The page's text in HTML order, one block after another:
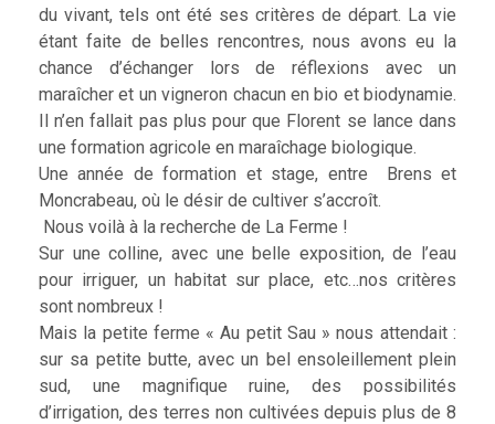
du vivant, tels ont été ses critères de départ. La vie
étant faite de belles rencontres, nous avons eu la
chance d’échanger lors de réflexions avec un
maraîcher et un vigneron chacun en bio et biodynamie.
Il n’en fallait pas plus pour que Florent se lance dans
une formation agricole en maraîchage biologique.
Une année de formation et stage, entre Brens et
Moncrabeau, où le désir de cultiver s’accroît.
Nous voilà à la recherche de La Ferme !
Sur une colline, avec une belle exposition, de l’eau
pour irriguer, un habitat sur place, etc…nos critères
sont nombreux !
Mais la petite ferme « Au petit Sau » nous attendait :
sur sa petite butte, avec un bel ensoleillement plein
sud, une magnifique ruine, des possibilités
d’irrigation, des terres non cultivées depuis plus de 8